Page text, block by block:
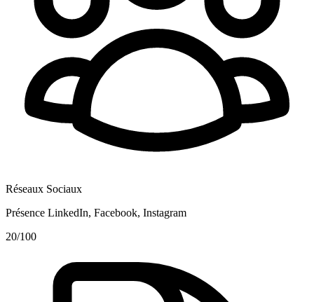
Réseaux Sociaux
Présence LinkedIn, Facebook, Instagram
20/100